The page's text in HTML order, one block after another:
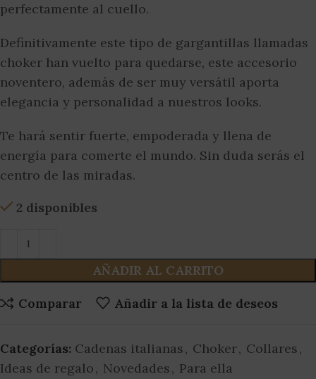
perfectamente al cuello.
Definitivamente este tipo de gargantillas llamadas
choker han vuelto para quedarse, este accesorio
noventero, además de ser muy versátil aporta
elegancia y personalidad a nuestros looks.
Te hará sentir fuerte, empoderada y llena de
energía para comerte el mundo. Sin duda serás el
centro de las miradas.
2 disponibles
AÑADIR AL CARRITO
Comparar Añadir a la lista de deseos
Categorías: Cadenas italianas, Choker, Collares,
Ideas de regalo, Novedades, Para ella